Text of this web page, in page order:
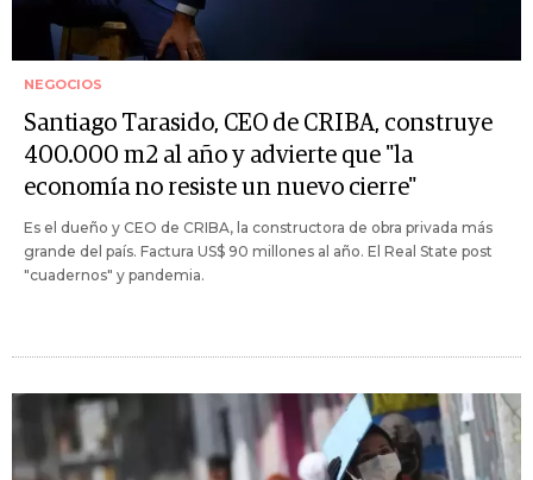
NEGOCIOS
Santiago Tarasido, CEO de CRIBA, construye
400.000 m2 al año y advierte que "la
economía no resiste un nuevo cierre"
Es el dueño y CEO de CRIBA, la constructora de obra privada más
grande del país. Factura US$ 90 millones al año. El Real State post
"cuadernos" y pandemia.